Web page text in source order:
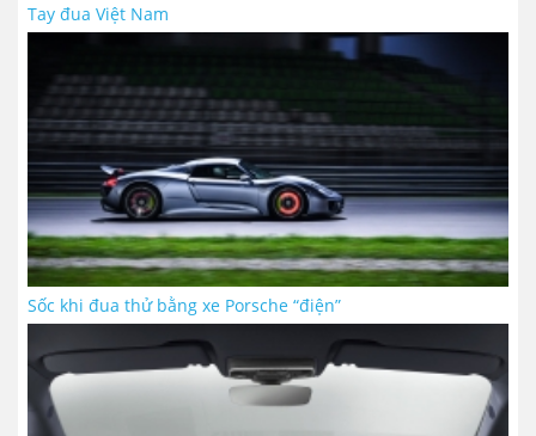
Tay đua Việt Nam
Sốc khi đua thử bằng xe Porsche “điện”